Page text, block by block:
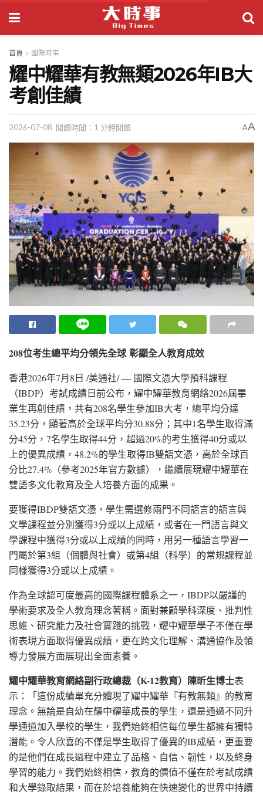
首頁 國際時事
耀中耀華有教無類2026年IB大
考創佳績
2026-07-08 閱讀時間：1 分鐘閱讀 AA
208位考生總平均分領先全球 彰顯全人教育成效
香港2026年7月8日 /美通社/ — 國際文憑大學預科課程
（IBDP）考試成績日前公布，耀中耀華教育網絡2026屆畢
業生再創佳績，共有208名學生參加IB大考，總平均分達
35.23分，顯著高於全球平均分30.88分；其中1名學生取得滿
分45分，7名學生取得44分，超過20%的考生獲得40分或以
上的優異成績，48.2%的學生取得IB雙語文憑，高於全球百
分比27.4%（參考2025年官方數據），繼續展現耀中耀華在
雙語多文化教育及全人培養方面的成果。
要獲得IBDP雙語文憑，學生需選修兩門不同語言的語言與
文學課程並分別獲得3分或以上成績，或者在一門語言與文
學課程中獲得3分或以上成績的同時，用另一種語言學習一
門屬於第3組（個體與社會）或第4組（科學）的常規課程並
同樣獲得3分或以上成績。
作為全球認可度最高的國際課程體系之一，IBDP以嚴謹的
學術要求及全人教育理念著稱。面對兼顧學科深度、批判性
思維、研究能力及社會實踐的挑戰，耀中耀華學子不僅在學
術表現方面取得優異成績，更在跨文化理解、溝通協作及領
導力發展方面展現出全面素養。
耀中耀華教育網絡副行政總裁（K-12教育）陳昕生博士表
示：「這份成績單充分體現了耀中耀華『有教無類』的教育
理念。無論是自幼在耀中耀華成長的學生，還是通過不同升
學通道加入學校的學生，我們始終相信每位學生都擁有獨特
潛能。令人欣喜的不僅是學生取得了優異的IB成績，更重要
的是他們在成長過程中建立了品格、自信、韌性，以及終身
學習的能力。我們始終相信，教育的價值不僅在於考試成績
和大學錄取結果，而在於培養能夠在快速變化的世界中持續